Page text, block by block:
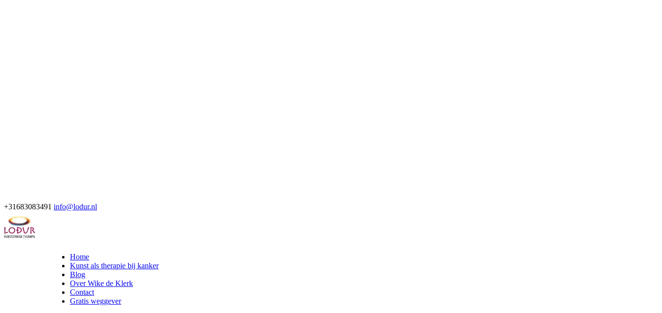
+31683083491 info@lodur.nl
Home
Kunst als therapie bij kanker
Blog
Over Wike de Klerk
Contact
Gratis weggever